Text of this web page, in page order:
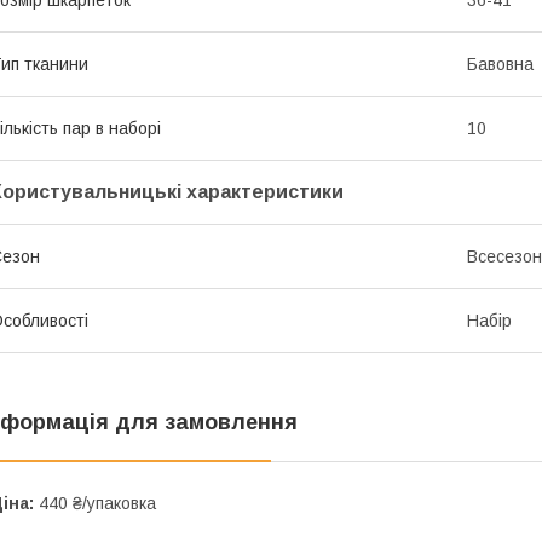
тканини Бавовна
пар в наборі 10
характеристики
Набір
для замовлення
440 ₴/упаковка